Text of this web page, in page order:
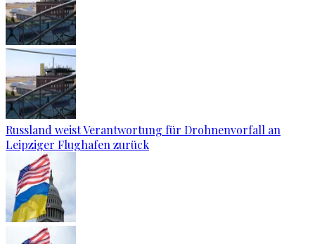
Russland weist Verantwortung für Drohnenvorfall an
Leipziger Flughafen zurück